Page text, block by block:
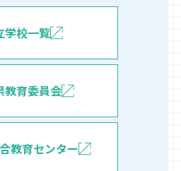
学校一覧
教育委員会
教育センター